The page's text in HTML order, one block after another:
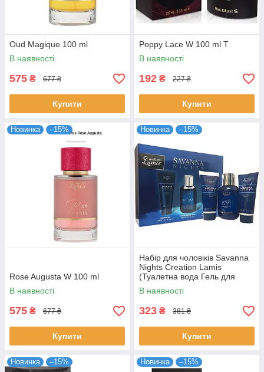
Oud Magique 100 ml
В наявності
575 ₴ 677 ₴
Купити
Poppy Lace W 100 ml T
В наявності
192 ₴ 227 ₴
Купити
Новинка –15%
Rose Augusta W 100 ml
В наявності
575 ₴ 677 ₴
Купити
Новинка –15%
Набір для чоловіків Savanna
Nights Creation Lamis
(Туалетна вода Гель для
душу Бальзам після гоління)
В наявності
323 ₴ 381 ₴
Купити
Новинка –15% Новинка –15%